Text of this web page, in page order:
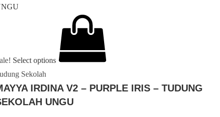
Select options
Sekolah
IRDINA V2 – PURPLE IRIS – TUDUNG
UNGU